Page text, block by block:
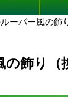
ーバー風の飾
飾り（